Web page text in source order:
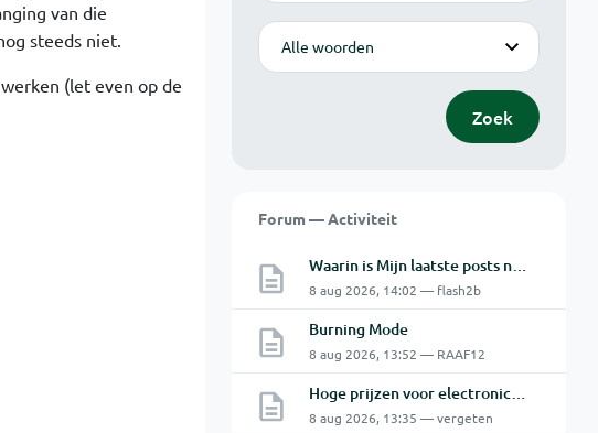
Modus
Zoek
Forum — Activiteit
Waarin is Mijn laatste posts niet Mijn laatste posts ?
8 aug 2026, 14:02 — flash2b
Burning Mode
8 aug 2026, 13:52 — RAAF12
Hoge prijzen voor electronica hobbyisten
8 aug 2026, 13:35 — vergeten
van die
steeds niet.
(let even op de